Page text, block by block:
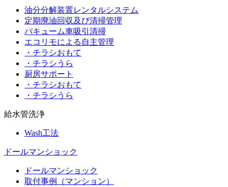
油分分解装置レンタルシステム
定期廃油回収及び清掃管理
バキューム車吸引清掃
エコリモによる自主管理
・チラシおもて
・チラシうら
厨房サポート
・チラシおもて
・チラシうら
給水管洗浄
Wash工法
ドールマンショック
ドールマンショック
取付事例（マンション）